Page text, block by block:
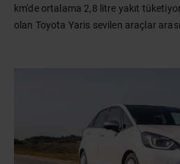
km'de ortalama 2,8 litre yakıt
olan Toyota Yaris sevilen araçlar